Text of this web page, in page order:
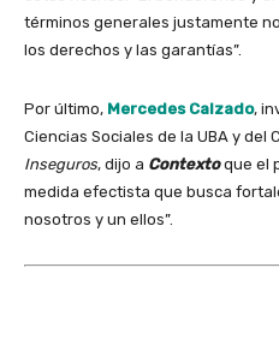
términos generales justamente
los derechos y las garantías”.
Por último, Mercedes Calzado,
Ciencias Sociales de la UBA y del
Inseguros, dijo a Contexto que el
medida efectista que busca
nosotros y un ellos”.